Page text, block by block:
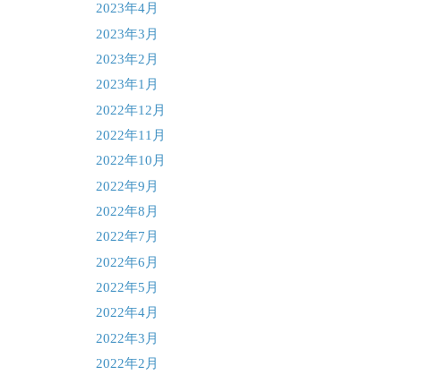
2023年4月
2023年3月
2023年2月
2023年1月
2022年12月
2022年11月
2022年10月
2022年9月
2022年8月
2022年7月
2022年6月
2022年5月
2022年4月
2022年3月
2022年2月